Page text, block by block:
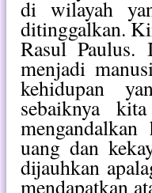
di wilayah
ditinggalkan.
Rasul
menjadi
kehidupan
sebaiknya
uang dan
dijauhkan
mendapatkan